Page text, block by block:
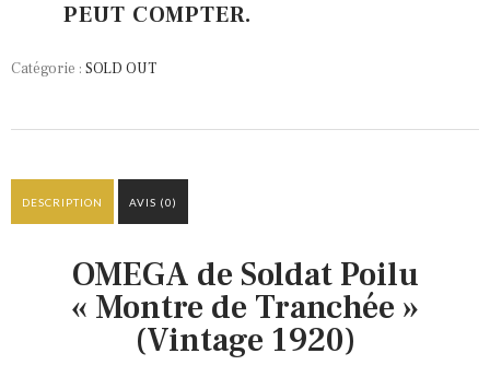
PEUT COMPTER.
Catégorie : SOLD OUT
DESCRIPTION AVIS (0)
OMEGA de Soldat Poilu
« Montre de Tranchée »
(Vintage 1920)